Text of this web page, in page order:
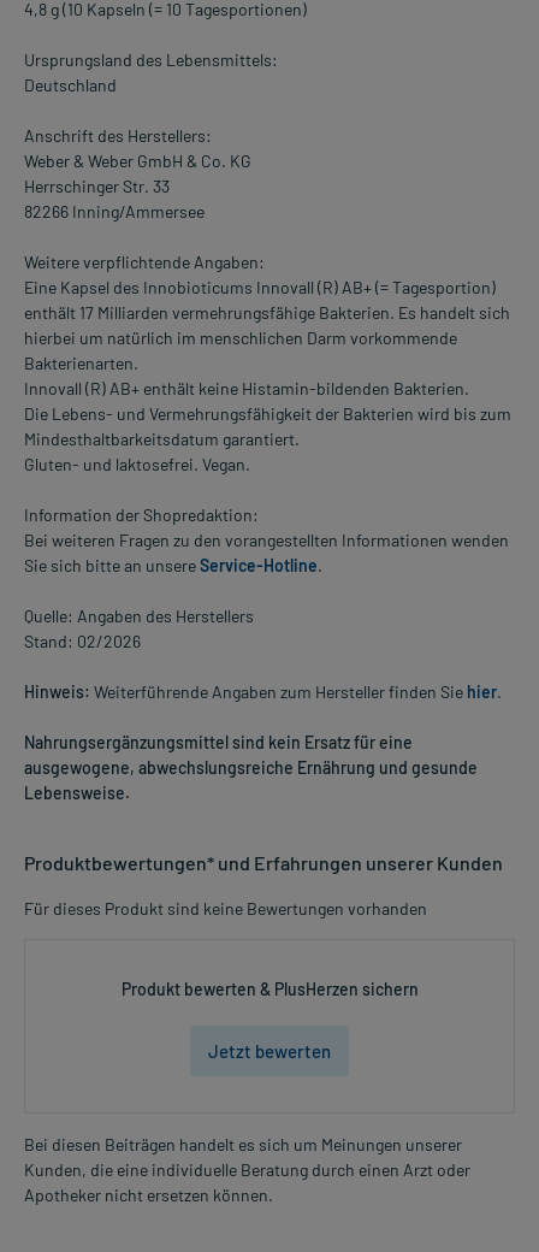
4,8 g (10 Kapseln (= 10 Tagesportionen)
Ursprungsland des Lebensmittels:
Deutschland
Anschrift des Herstellers:
Weber & Weber GmbH & Co. KG
Herrschinger Str. 33
82266 Inning/Ammersee
Weitere verpflichtende Angaben:
Eine Kapsel des Innobioticums Innovall (R) AB+ (= Tagesportion)
enthält 17 Milliarden vermehrungsfähige Bakterien. Es handelt sich
hierbei um natürlich im menschlichen Darm vorkommende
Bakterienarten.
Innovall (R) AB+ enthält keine Histamin-bildenden Bakterien.
Die Lebens- und Vermehrungsfähigkeit der Bakterien wird bis zum
Mindesthaltbarkeitsdatum garantiert.
Gluten- und laktosefrei. Vegan.
Information der Shopredaktion:
Bei weiteren Fragen zu den vorangestellten Informationen wenden
Sie sich bitte an unsereService-Hotline.
Quelle: Angaben des Herstellers
Stand: 02/2026
Hinweis: Weiterführende Angaben zum Hersteller finden Sie hier.
Nahrungsergänzungsmittel sind kein Ersatz für eine
ausgewogene, abwechslungsreiche Ernährung und gesunde
Lebensweise.
Produktbewertungen* und Erfahrungen unserer Kunden
Für dieses Produkt sind keine Bewertungen vorhanden
Produkt bewerten & PlusHerzen sichern
Jetzt bewerten
Bei diesen Beiträgen handelt es sich um Meinungen unserer
Kunden, die eine individuelle Beratung durch einen Arzt oder
Apotheker nicht ersetzen können.